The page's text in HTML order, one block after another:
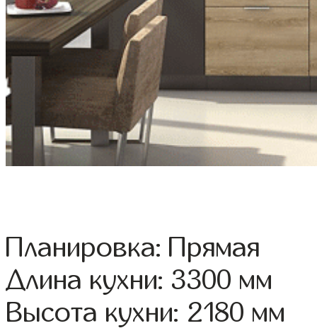
Планировка: Прямая
Длина кухни: 3300 мм
Высота кухни: 2180 мм